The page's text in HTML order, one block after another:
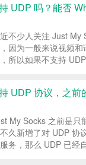
UDP 吗？能否
不少人关注 Just My
因为一般来说视频
所以如果不支持
在官网看到...
UDP 协议，之前
My Socks 之前是只
久新增了对 UDP 协
务，那么 UDP 已经